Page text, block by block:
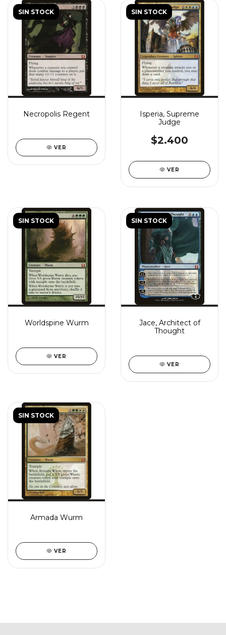
SIN STOCK
Necropolis Regent
VER
SIN STOCK
Isperia, Supreme
Judge
$2.400
VER
SIN STOCK
Worldspine Wurm
VER
SIN STOCK
Jace, Architect of
Thought
VER
SIN STOCK
Armada Wurm
VER